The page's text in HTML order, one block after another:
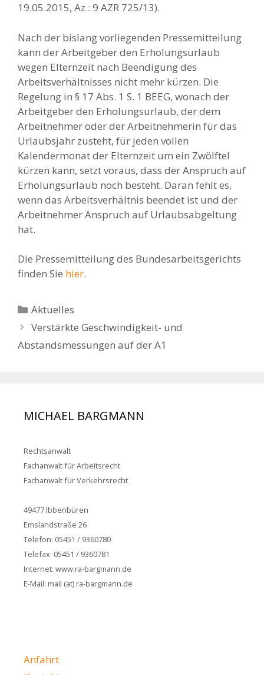
19.05.2015, Az.: 9 AZR 725/13).
Nach der bislang vorliegenden Pressemitteilung
kann der Arbeitgeber den Erholungsurlaub
wegen Elternzeit nach Beendigung des
Arbeitsverhältnisses nicht mehr kürzen. Die
Regelung in § 17 Abs. 1 S. 1 BEEG, wonach der
Arbeitgeber den Erholungsurlaub, der dem
Arbeitnehmer oder der Arbeitnehmerin für das
Urlaubsjahr zusteht, für jeden vollen
Kalendermonat der Elternzeit um ein Zwölftel
kürzen kann, setzt voraus, dass der Anspruch auf
Erholungsurlaub noch besteht. Daran fehlt es,
wenn das Arbeitsverhältnis beendet ist und der
Arbeitnehmer Anspruch auf Urlaubsabgeltung
hat.
Die Pressemitteilung des Bundesarbeitsgerichts
finden Sie hier.
Kategorien
Aktuelles
Verstärkte Geschwindigkeit- und
Abstandsmessungen auf der A1
MICHAEL BARGMANN
Rechtsanwalt
Fachanwalt für Arbeitsrecht
Fachanwalt für Verkehrsrecht
49477 Ibbenbüren
Emslandstraße 26
Telefon: 05451 / 9360780
Telefax: 05451 / 9360781
Internet: www.ra-bargmann.de
E-Mail: mail (at) ra-bargmann.de
Anfahrt